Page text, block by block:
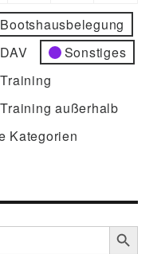
VERANSTALTUNG)
September
2026
September
2026
2026
Bootshausbelegung
DAV
Sonstiges
Training
Training außerhalb
Kategorien
SEARCH